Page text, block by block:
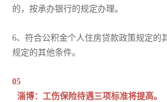
的，按承办银行的规定办理。
6、符合公积金个人住房贷款政策规定的
规定的其他条件。
05
淄博：工伤保险待遇三项标准将提高。